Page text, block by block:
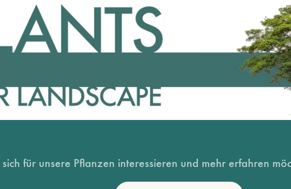
für unsere Pflanzen interessieren und mehr erfahren